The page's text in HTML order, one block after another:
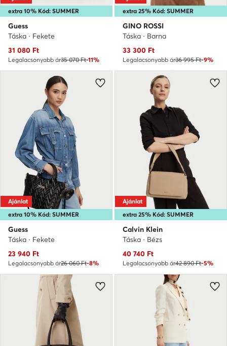
extra 10% Kód: SUMMER
Guess
Táska · Fekete
Aktuális ár
31 080 Ft
Legalacsonyabb ár35 070 Ft-11%
extra 25% Kód: SUMMER
GINO ROSSI
Táska · Barna
Aktuális ár
33 300 Ft
Legalacsonyabb ár36 995 Ft-9%
extra 10% Kód: SUMMER
Ajánlat
Guess
Táska · Fekete
Aktuális ár
23 940 Ft
Legalacsonyabb ár26 060 Ft-8%
extra 25% Kód: SUMMER
Ajánlat
Calvin Klein
Táska · Bézs
Aktuális ár
40 740 Ft
Legalacsonyabb ár42 890 Ft-5%